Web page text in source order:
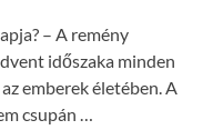
– A remény
időszaka minden
emberek életében. A
csupán …